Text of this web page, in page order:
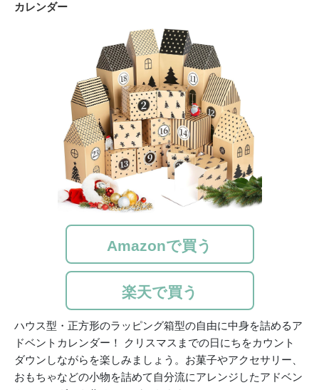
カレンダー
Amazonで買う
楽天で買う
ハウス型・正方形のラッピング箱型の自由に中身を詰めるア
ドベントカレンダー！ クリスマスまでの日にちをカウント
ダウンしながらを楽しみましょう。お菓子やアクセサリー、
おもちゃなどの小物を詰めて自分流にアレンジしたアドベン